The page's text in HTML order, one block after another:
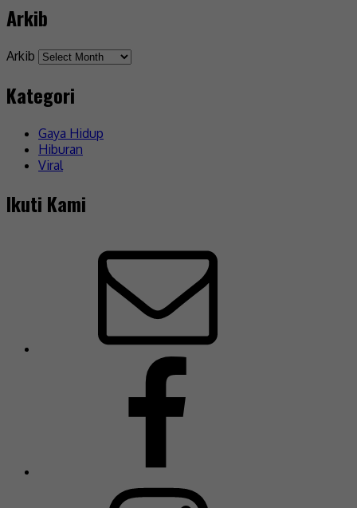
Arkib
Arkib
Kategori
Gaya Hidup
Hiburan
Viral
Ikuti Kami